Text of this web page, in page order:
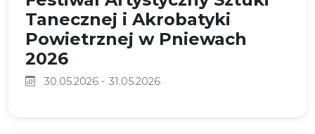
Tanecznej i Akrobatyki
Powietrznej w Pniewach
2026
30.05.2026 - 31.05.2026